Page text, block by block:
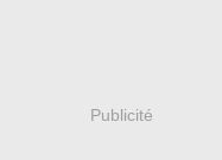
Publicité